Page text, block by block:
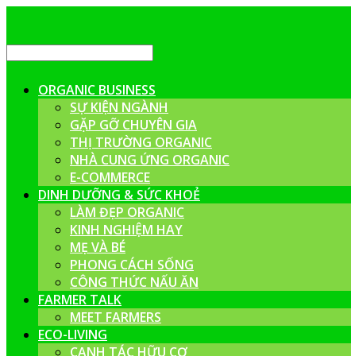
ORGANIC BUSINESS
SỰ KIỆN NGÀNH
GẶP GỠ CHUYÊN GIA
THỊ TRƯỜNG ORGANIC
NHÀ CUNG ỨNG ORGANIC
E-COMMERCE
DINH DƯỠNG & SỨC KHOẺ
LÀM ĐẸP ORGANIC
KINH NGHIỆM HAY
MẸ VÀ BÉ
PHONG CÁCH SỐNG
CÔNG THỨC NẤU ĂN
FARMER TALK
MEET FARMERS
ECO-LIVING
CANH TÁC HỮU CƠ